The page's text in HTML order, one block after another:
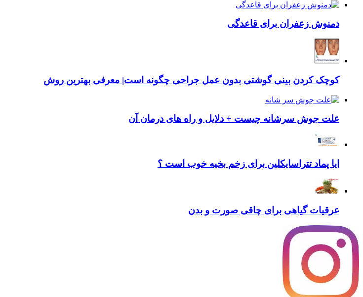
دمنوش زعفران برای قاعدگی
کوچک کردن بینی گوشتی بدون عمل جراحی چگونه است| معرفی بهترین روش
علت جوش سرشانه چیست + دلایل و راه های درمان آن
ایا پماد تتراسایکلین برای زخم بخیه خوب است ؟
عرقیات گیاهی برای چاقی صورت و بدن